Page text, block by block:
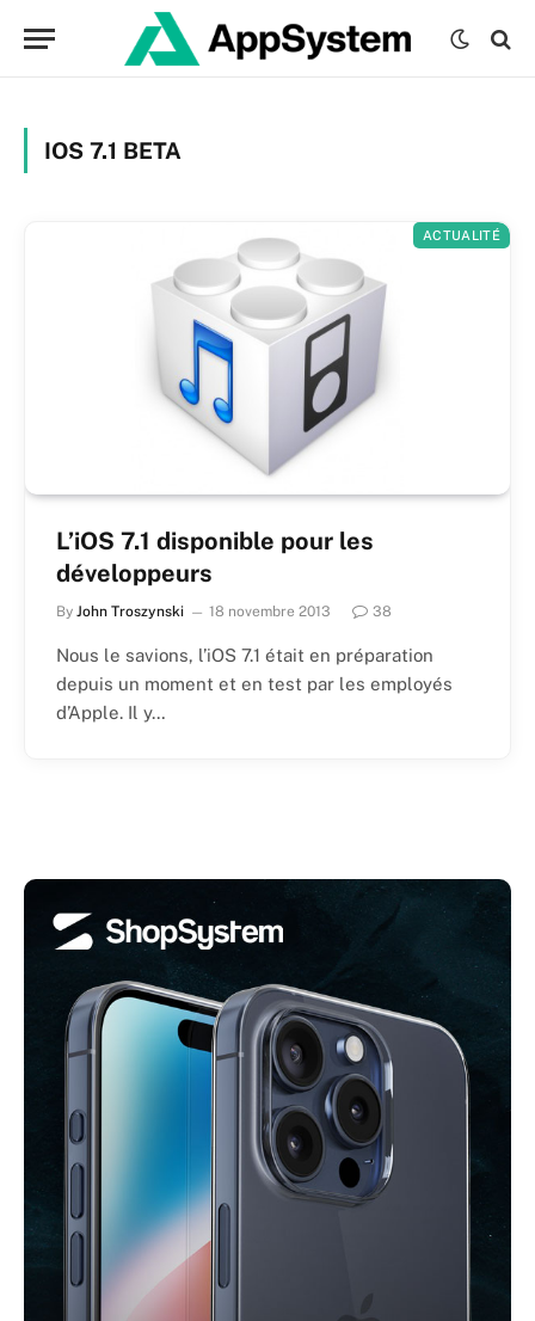
IOS 7.1 BETA
ACTUALITÉ
L’iOS 7.1 disponible pour les
développeurs
By John Troszynski 18 novembre 2013 38
Nous le savions, l’iOS 7.1 était en préparation
depuis un moment et en test par les employés
d’Apple. Il y…